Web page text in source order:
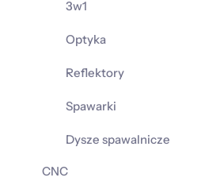
3w1
Optyka
Reflektory
Spawarki
Dysze spawalnicze
CNC